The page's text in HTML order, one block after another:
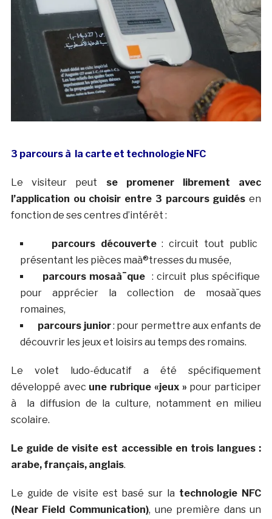
3 parcours à la carte et technologie NFC
Le visiteur peut se promener librement avec
l’application ou choisir entre 3 parcours guidés en
fonction de ses centres d’intérêt :
parcours découverte: circuit tout public
présentant les pièces maà®tresses du musée,
parcours mosaà¯que : circuit plus spécifique
pour apprécier la collection de mosaà¯ques
romaines,
parcours junior: pour permettre aux enfants de
découvrir les jeux et loisirs au temps des romains.
Le volet ludo-éducatif a été spécifiquement
développé avec une rubrique «jeux » pour participer
à la diffusion de la culture, notamment en milieu
scolaire.
Le guide de visite est accessible en trois langues :
arabe, français, anglais.
Le guide de visite est basé sur la technologie NFC
(Near Field Communication), une première dans un